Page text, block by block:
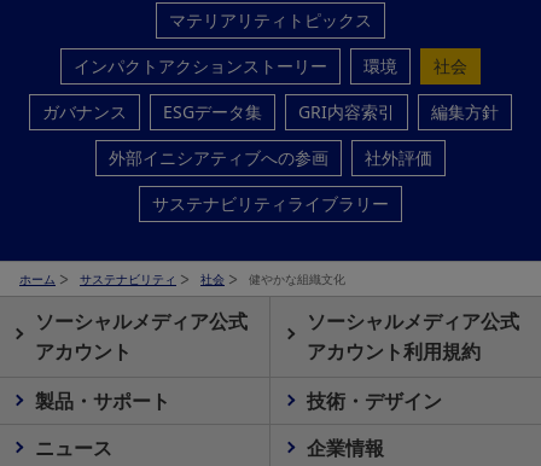
マテリアリティトピックス
インパクトアクションストーリー
環境
社会
ガバナンス
ESGデータ集 GRI内容索引
編集方針
外部イニシアティブへの参画
社外評価
サステナビリティライブラリー
ホーム サステナビリティ 社会 健やかな組織文化
ソーシャルメディア公式
アカウント
ソーシャルメディア公式
アカウント利用規約
製品・サポート
技術・デザイン
ニュース
企業情報